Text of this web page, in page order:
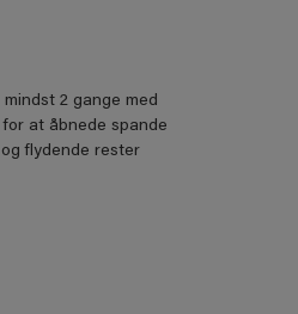
2 gange med
at åbnede spande
flydende rester